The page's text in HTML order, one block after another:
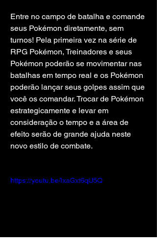
Entre no campo de batalha e comande
seus Pokémon diretamente, sem
turnos! Pela primeira vez na série de
RPG Pokémon, Treinadores e seus
Pokémon poderão se movimentar nas
batalhas em tempo real e os Pokémon
poderão lançar seus golpes assim que
você os comandar. Trocar de Pokémon
estrategicamente e levar em
consideração o tempo e a área de
efeito serão de grande ajuda neste
novo estilo de combate.
https://youtu.be/IxaGxt6qU5Q